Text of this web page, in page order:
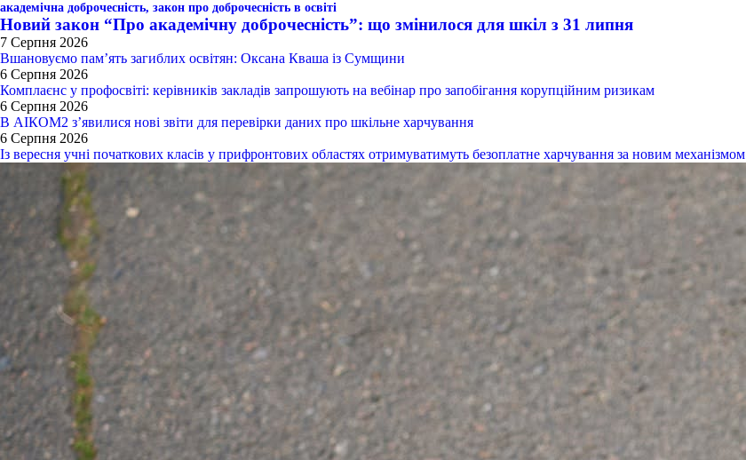
академічна доброчесність, закон про доброчесність в освіті
Новий закон “Про академічну доброчесність”: що змінилося для шкіл з 31 липня
7 Серпня 2026
Вшановуємо пам’ять загиблих освітян: Оксана Кваша із Сумщини
6 Серпня 2026
Комплаєнс у профосвіті: керівників закладів запрошують на вебінар про запобігання корупційним ризикам
6 Серпня 2026
В АІКОМ2 з’явилися нові звіти для перевірки даних про шкільне харчування
6 Серпня 2026
Із вересня учні початкових класів у прифронтових областях отримуватимуть безоплатне харчування за новим механізмом